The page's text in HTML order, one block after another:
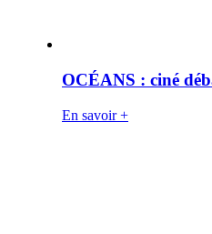
OCÉANS : ciné
En savoir +